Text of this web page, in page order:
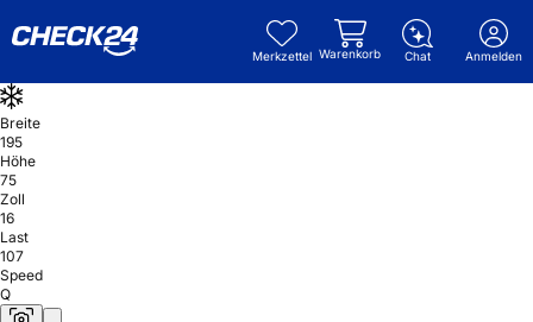
Merkzettel Warenkorb Chat Anmelden
Breite
195
Höhe
75
Zoll
16
Last
107
Speed
Q